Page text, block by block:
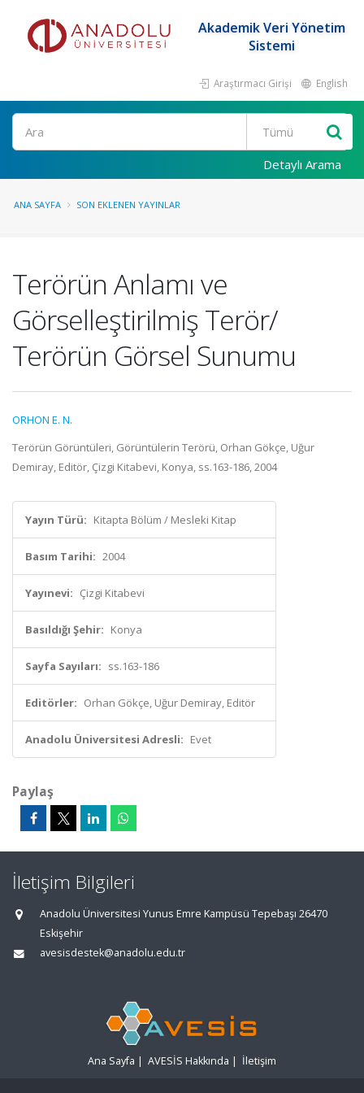
Akademik Veri Yönetim
Sistemi
Araştırmacı Girişi English
Ara
Detaylı Arama
ANA SAYFA SON EKLENEN YAYINLAR
Terörün Anlamı ve
Görselleştirilmiş Terör/
Terörün Görsel Sunumu
ORHON E. N.
Terörün Görüntüleri, Görüntülerin Terörü, Orhan Gökçe, Uğur
Demiray, Editör, Çizgi Kitabevi, Konya, ss.163-186, 2004
Yayın Türü: Kitapta Bölüm / Mesleki Kitap
Basım Tarihi: 2004
Yayınevi: Çizgi Kitabevi
Basıldığı Şehir: Konya
Sayfa Sayıları: ss.163-186
Editörler: Orhan Gökçe, Uğur Demiray, Editör
Anadolu Üniversitesi Adresli: Evet
Paylaş
İletişim Bilgileri
Anadolu Üniversitesi Yunus Emre Kampüsü Tepebaşı 26470
Eskişehir
avesisdestek@anadolu.edu.tr
Ana Sayfa | AVESİS Hakkında | İletişim